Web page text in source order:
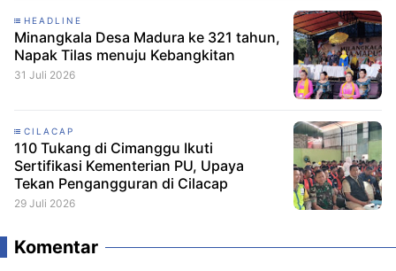
HEADLINE
Minangkala Desa Madura ke 321 tahun,
Napak Tilas menuju Kebangkitan
31 Juli 2026
CILACAP
110 Tukang di Cimanggu Ikuti
Sertifikasi Kementerian PU, Upaya
Tekan Pengangguran di Cilacap
29 Juli 2026
Komentar